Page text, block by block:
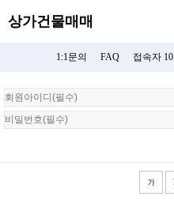
상가건물매매
1:1문의 FAQ 접속자 10
회
원
로